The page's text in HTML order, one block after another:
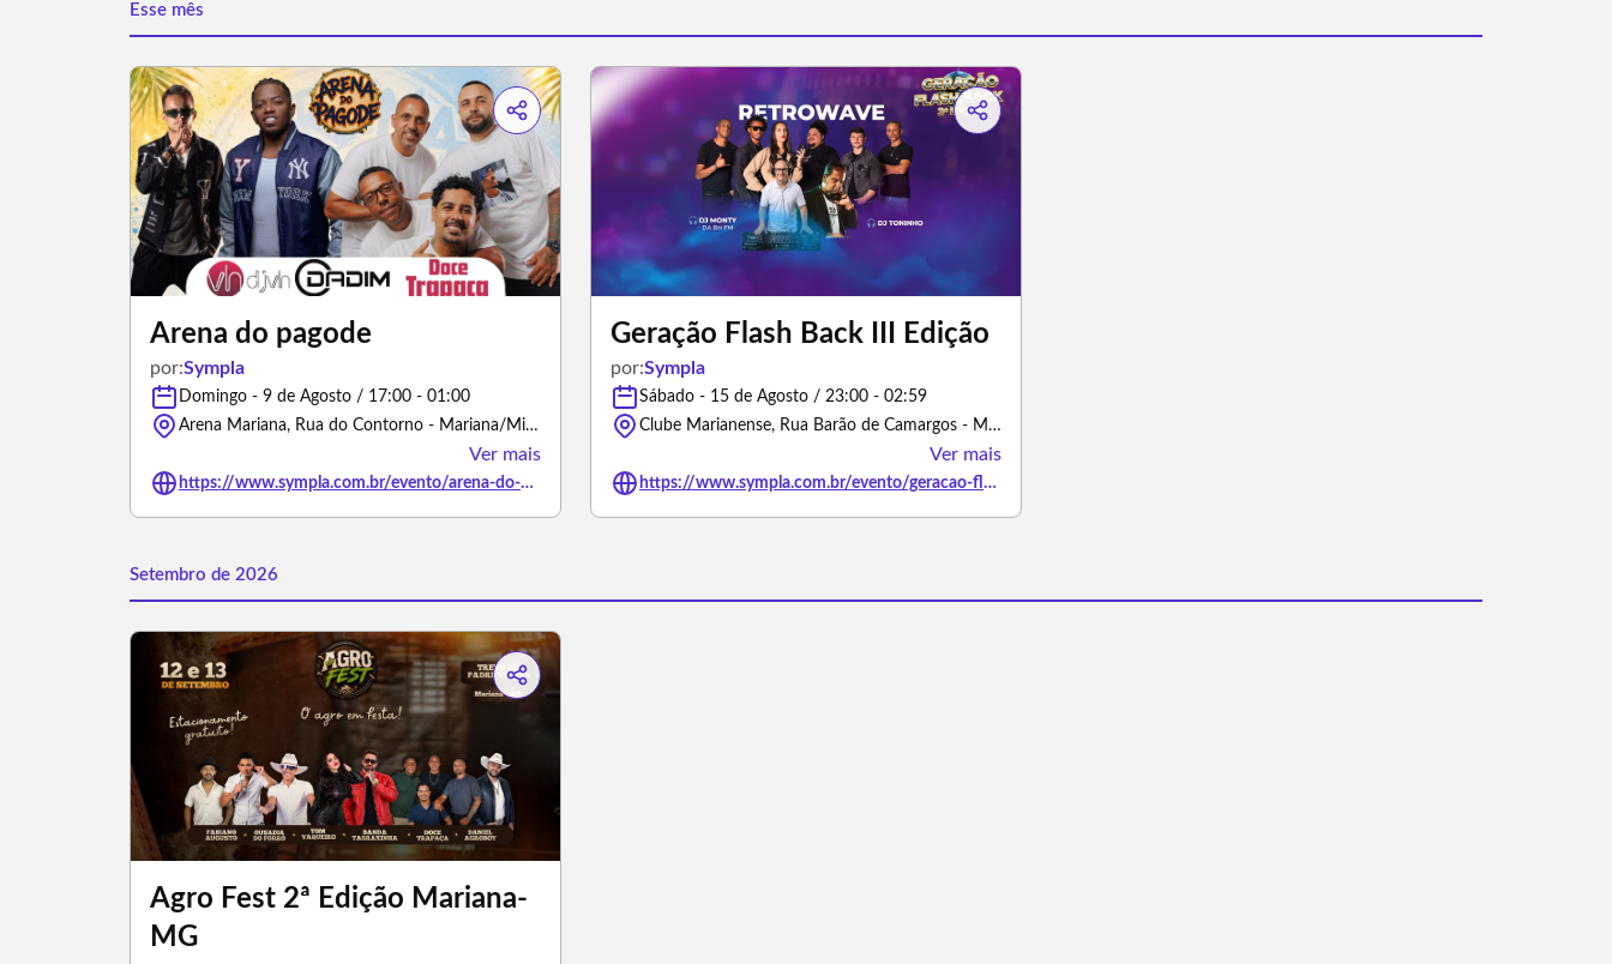
Esse mês
Arena do pagode
por:Sympla
Domingo - 9 de Agosto / 17:00 - 01:00
Arena Mariana, Rua do Contorno - Mariana/Minas Gerais
Ver mais
https://www.sympla.com.br/evento/arena-do-pagode/3463813
Geração Flash Back III Edição
por:Sympla
Sábado - 15 de Agosto / 23:00 - 02:59
Clube Marianense, Rua Barão de Camargos - Mariana/Minas Gerais
Ver mais
https://www.sympla.com.br/evento/geracao-flash-back-iii-edicao/3446290
Setembro de 2026
Agro Fest 2ª Edição Mariana-
MG